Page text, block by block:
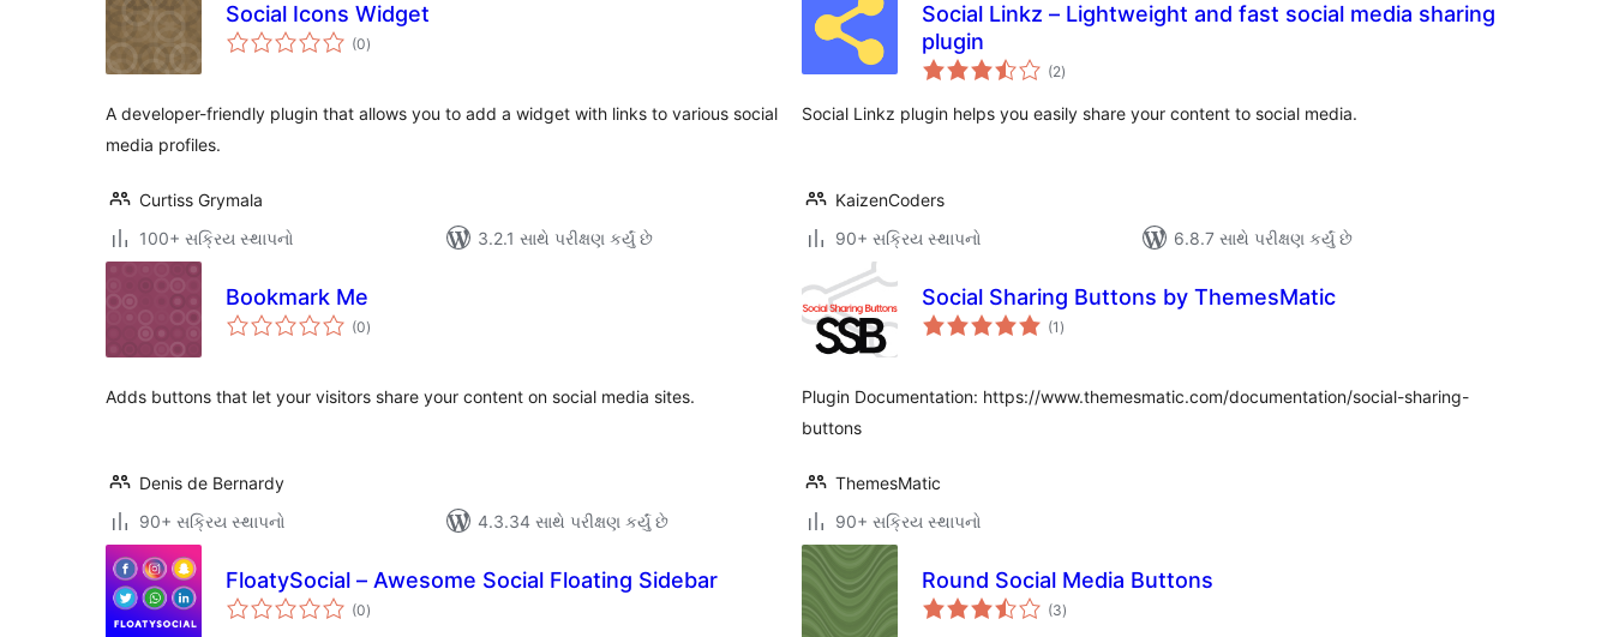
Social Icons Widget
(0કુલ
રેટિંગ્સ
)
A developer-friendly plugin that allows you to add a widget with links to various social
media profiles.
Curtiss Grymala
100+ સક્રિય સ્થાપનો
3.2.1 સાથે પરીક્ષણ કર્યું છે
Social Linkz – Lightweight and fast social media sharing
plugin
(2કુલ
રેટિંગ્સ
)
Social Linkz plugin helps you easily share your content to social media.
KaizenCoders
90+ સક્રિય સ્થાપનો
6.8.7 સાથે પરીક્ષણ કર્યું છે
Bookmark Me
(0કુલ
રેટિંગ્સ
)
Adds buttons that let your visitors share your content on social media sites.
Denis de Bernardy
90+ સક્રિય સ્થાપનો
4.3.34 સાથે પરીક્ષણ કર્યું છે
Social Sharing Buttons by ThemesMatic
(1 કુલ
રેટિંગ્સ
)
Plugin Documentation: https://www.themesmatic.com/documentation/social-sharing-
buttons
ThemesMatic
90+ સક્રિય સ્થાપનો
FloatySocial – Awesome Social Floating Sidebar
(0કુલ
રેટિંગ્સ
)
Round Social Media Buttons
(3કુલ
રેટિંગ્સ
)